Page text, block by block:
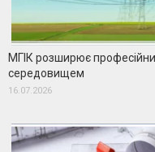
МГІК розширює
середовищем
16.07.2026